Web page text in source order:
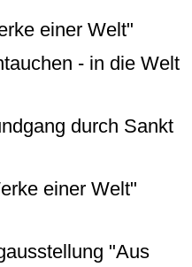
einer Welt"
- in die Welt
durch Sankt
einer Welt"
"Aus